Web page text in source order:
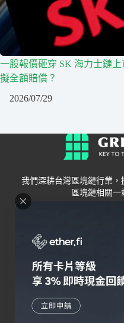
一股報價砸穿 SK 海力士鏈上
擬全額賠償？
2026/07/29
我們深耕台灣區塊鏈行業
區塊鏈相關一
Grenade
關於我們
聯絡我們
錢